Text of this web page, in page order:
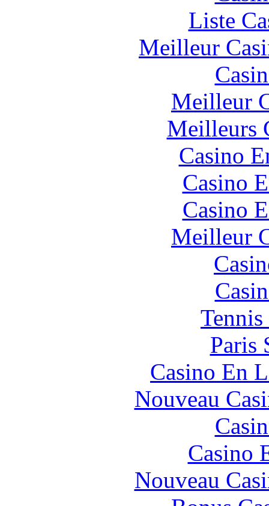
Liste
Meilleur
Meilleur
Meilleurs
Casino
Casino
Casino
Meilleur
Paris
Casino En
Nouveau
Casino
Nouveau